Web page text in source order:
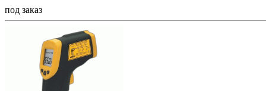
под заказ